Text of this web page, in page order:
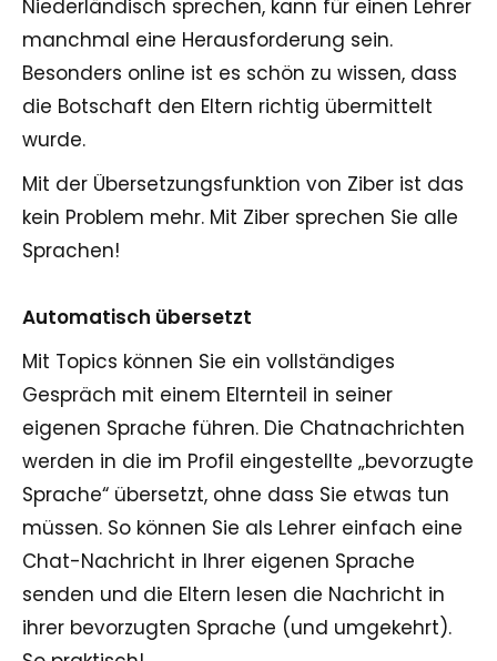
Niederländisch sprechen, kann für einen Lehrer
manchmal eine Herausforderung sein.
Besonders online ist es schön zu wissen, dass
die Botschaft den Eltern richtig übermittelt
wurde.
Mit der Übersetzungsfunktion von Ziber ist das
kein Problem mehr. Mit Ziber sprechen Sie alle
Sprachen!
Automatisch übersetzt
Mit Topics können Sie ein vollständiges
Gespräch mit einem Elternteil in seiner
eigenen Sprache führen. Die Chatnachrichten
werden in die im Profil eingestellte „bevorzugte
Sprache“ übersetzt, ohne dass Sie etwas tun
müssen. So können Sie als Lehrer einfach eine
Chat-Nachricht in Ihrer eigenen Sprache
senden und die Eltern lesen die Nachricht in
ihrer bevorzugten Sprache (und umgekehrt).